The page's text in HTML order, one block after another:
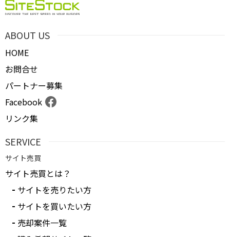
ABOUT US
HOME
お問合せ
パートナー募集
Facebook
リンク集
SERVICE
サイト売買
サイト売買とは？
サイトを売りたい方
サイトを買いたい方
売却案件一覧